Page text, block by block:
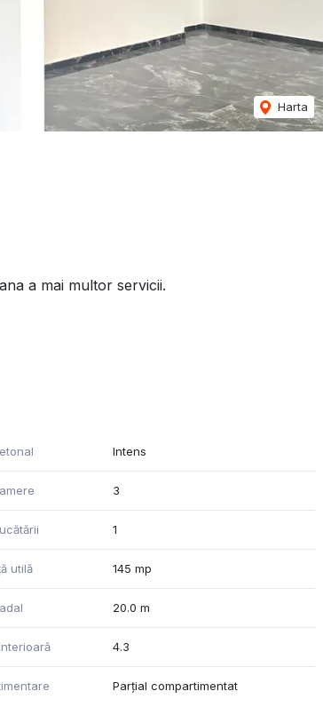
Harta
a mai multor servicii.
clientela.
Intens
3
1
utilă 145 mp
20.0 m
4.3
Parțial compartimentat